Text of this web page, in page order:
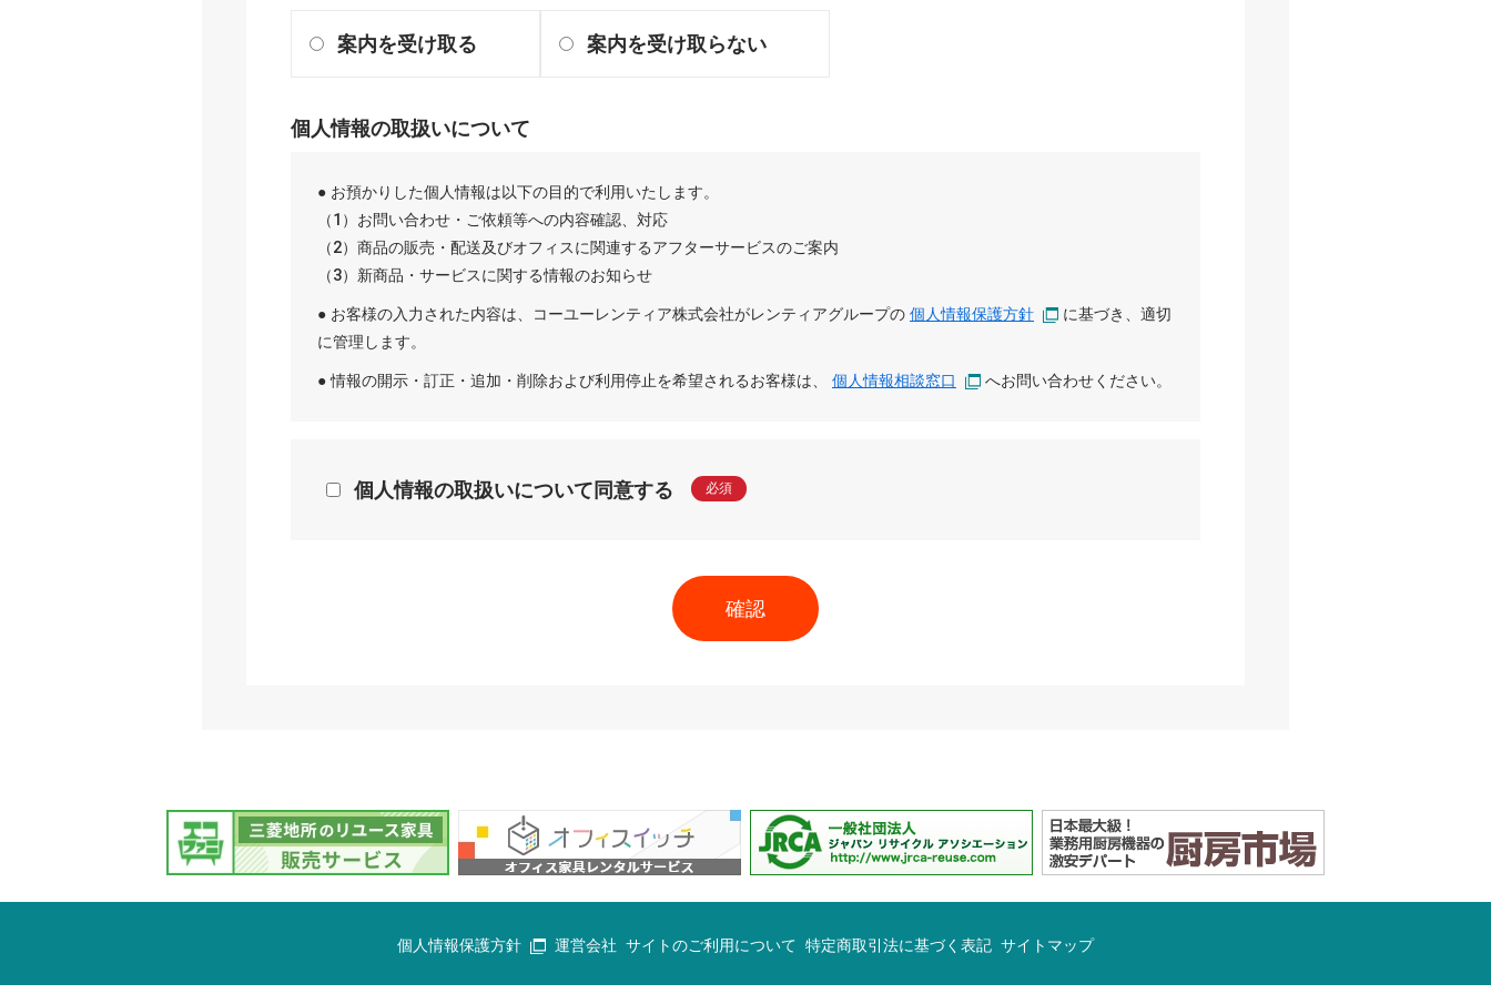
案内を受け取る 案内を受け取らない
個人情報の取扱いについて
● お預かりした個人情報は以下の目的で利用いたします。
（1）お問い合わせ・ご依頼等への内容確認、対応
（2）商品の販売・配送及びオフィスに関連するアフターサービスのご案内
（3）新商品・サービスに関する情報のお知らせ
● お客様の入力された内容は、 コーユーレンティア株式会社がレンティアグループの 個人情報保護方針
に基づき、適切
に管理します。
● 情報の開示・訂正・追加・削除および利用停止を希望されるお客様は、 個人情報相談窓口 へお問い合わせください。
個人情報の取扱いについて同意する 必須
個人情報保護方針 運営会社 サイトのご利用について 特定商取引法に基づく表記 サイトマップ